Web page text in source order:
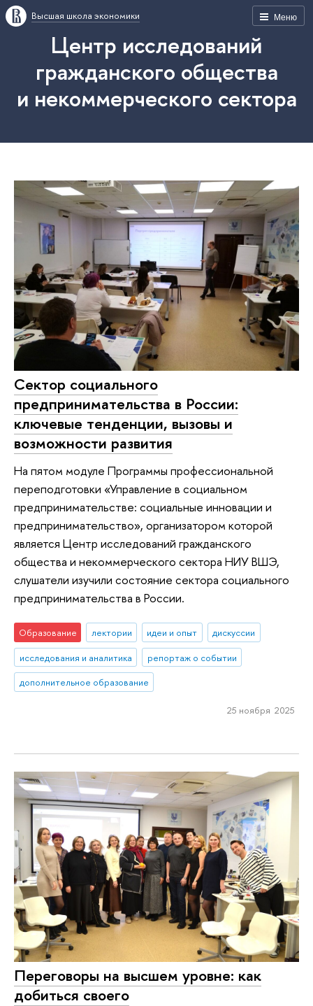
Меню
Высшая школа экономики
Центр исследований
гражданского общества
и некоммерческого сектора
Сектор социального
предпринимательства в России:
ключевые тенденции, вызовы и
возможности развития
На пятом модуле Программы профессиональной
переподготовки «Управление в социальном
предпринимательстве: социальные инновации и
предпринимательство», организатором которой
является Центр исследований гражданского
общества и некоммерческого сектора НИУ ВШЭ,
слушатели изучили состояние сектора социального
предпринимательства в России.
Образование лектории идеи и опыт
дискуссии
исследования и аналитика
репортаж о событии
дополнительное образование
25 ноября 2025
Переговоры на высшем уровне: как
добиться своего